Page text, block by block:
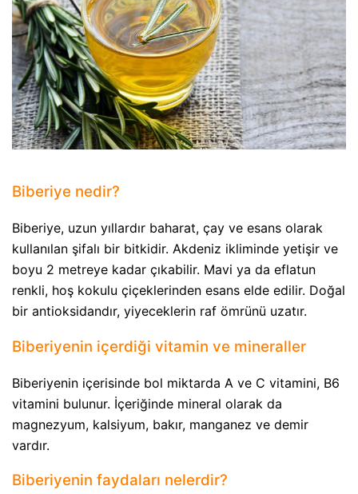
Biberiye nedir?
Biberiye, uzun yıllardır baharat, çay ve esans olarak
kullanılan şifalı bir bitkidir. Akdeniz ikliminde yetişir ve
boyu 2 metreye kadar çıkabilir. Mavi ya da eflatun
renkli, hoş kokulu çiçeklerinden esans elde edilir. Doğal
bir antioksidandır, yiyeceklerin raf ömrünü uzatır.
Biberiyenin içerdiği vitamin ve mineraller
Biberiyenin içerisinde bol miktarda A ve C vitamini, B6
vitamini bulunur. İçeriğinde mineral olarak da
magnezyum, kalsiyum, bakır, manganez ve demir
vardır.
Biberiyenin faydaları nelerdir?